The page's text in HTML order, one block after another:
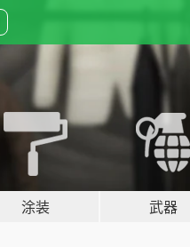
涂装 武器